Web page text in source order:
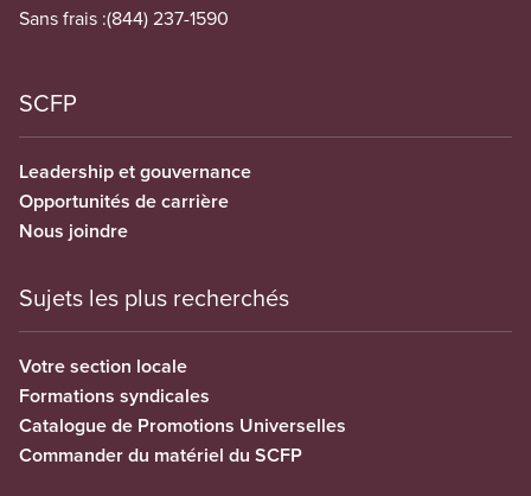
Sans frais :(844) 237-1590
SCFP
Leadership et gouvernance
Opportunités de carrière
Nous joindre
Sujets les plus recherchés
Votre section locale
Formations syndicales
Catalogue de Promotions Universelles
Commander du matériel du SCFP